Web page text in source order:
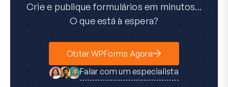
Crie e publique formulários em minutos...
O que está à espera?
Obter WPForms Agora
Falar com um especialista